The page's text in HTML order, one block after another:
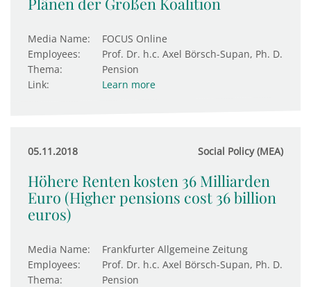
Media Name:
FOCUS Online
Employees:
Prof. Dr. h.c. Axel Börsch-Supan, Ph. D.
Thema:
Pension
Link:
Learn more
05.11.2018 Social Policy (MEA)
Höhere Renten kosten 36 Milliarden
Euro (Higher pensions cost 36 billion
euros)
Media Name:
Frankfurter Allgemeine Zeitung
Employees:
Prof. Dr. h.c. Axel Börsch-Supan, Ph. D.
Thema:
Pension